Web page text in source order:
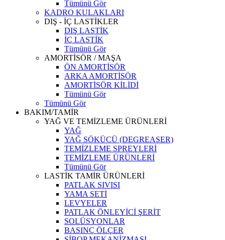
Tümünü Gör
KADRO KULAKLARI
DIŞ - İÇ LASTİKLER
DIŞ LASTİK
İÇ LASTİK
Tümünü Gör
AMORTİSÖR / MAŞA
ÖN AMORTİSÖR
ARKA AMORTİSÖR
AMORTİSÖR KİLİDİ
Tümünü Gör
Tümünü Gör
BAKIM/TAMİR
YAĞ VE TEMİZLEME ÜRÜNLERİ
YAĞ
YAĞ SÖKÜCÜ (DEGREASER)
TEMİZLEME SPREYLERİ
TEMİZLEME ÜRÜNLERİ
Tümünü Gör
LASTİK TAMİR ÜRÜNLERİ
PATLAK SIVISI
YAMA SETİ
LEVYELER
PATLAK ÖNLEYİCİ ŞERİT
SOLÜSYONLAR
BASINÇ ÖLÇER